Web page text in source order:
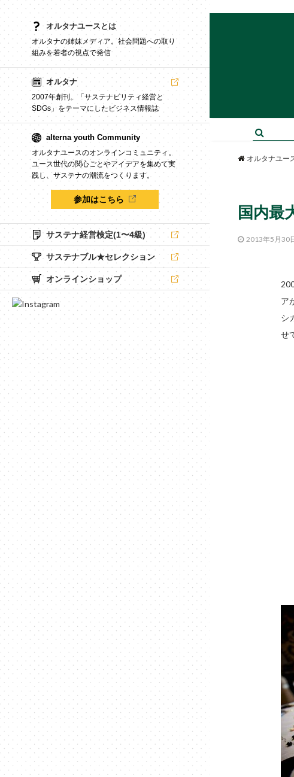
オルタナユースとは
オルタナの姉妹メディア。社会問題への取り
組みを若者の視点で発信
オルタナ
2007年創刊。「サステナビリティ経営と
SDGs」をテーマにしたビジネス情報誌
alterna youth Community
オルタナユースのオンラインコミュニティ。
ユース世代の関心ごとやアイデアを集めて実
践し、サステナの潮流をつくります。
参加はこちら
サステナ経営検定(1〜4級)
サステナブル★セレクション
オンラインショップ
オルタナユー
国内最
2013年5月30
ア
シ
せ